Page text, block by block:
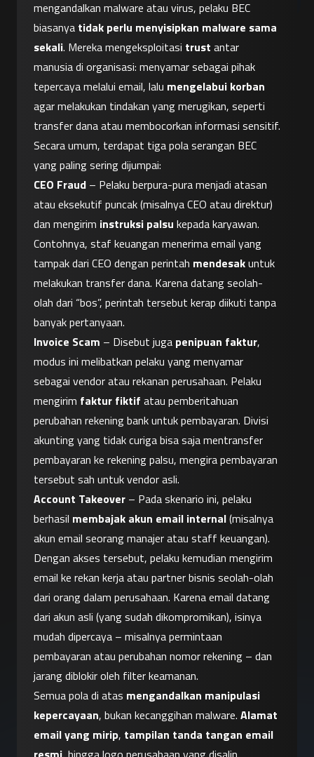
mengandalkan malware atau virus, pelaku BEC
biasanya tidak perlu menyisipkan malware sama
sekali. Mereka mengeksploitasi trust antar
manusia di organisasi: menyamar sebagai pihak
tepercaya melalui email, lalu mengelabui korban
agar melakukan tindakan yang merugikan, seperti
transfer dana atau membocorkan informasi sensitif.
Secara umum, terdapat tiga pola serangan BEC
yang paling sering dijumpai:
CEO Fraud – Pelaku berpura-pura menjadi atasan
atau eksekutif puncak (misalnya CEO atau direktur)
dan mengirim instruksi palsu kepada karyawan.
Contohnya, staf keuangan menerima email yang
tampak dari CEO dengan perintah mendesak untuk
melakukan transfer dana. Karena datang seolah-
olah dari “bos”, perintah tersebut kerap diikuti tanpa
banyak pertanyaan.
Invoice Scam – Disebut juga penipuan faktur,
modus ini melibatkan pelaku yang menyamar
sebagai vendor atau rekanan perusahaan. Pelaku
mengirim faktur fiktif atau pemberitahuan
perubahan rekening bank untuk pembayaran. Divisi
akunting yang tidak curiga bisa saja mentransfer
pembayaran ke rekening palsu, mengira pembayaran
tersebut sah untuk vendor asli.
Account Takeover – Pada skenario ini, pelaku
berhasil membajak akun email internal (misalnya
akun email seorang manajer atau staff keuangan).
Dengan akses tersebut, pelaku kemudian mengirim
email ke rekan kerja atau partner bisnis seolah-olah
dari orang dalam perusahaan. Karena email datang
dari akun asli (yang sudah dikompromikan), isinya
mudah dipercaya – misalnya permintaan
pembayaran atau perubahan nomor rekening – dan
jarang diblokir oleh filter keamanan.
Semua pola di atas mengandalkan manipulasi
kepercayaan, bukan kecanggihan malware. Alamat
email yang mirip, tampilan tanda tangan email